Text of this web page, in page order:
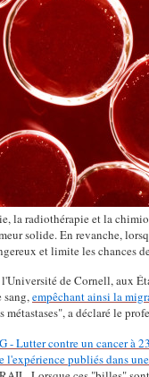
la radiothérapie et la
solide. En revanche,
et limite les chances
de Cornell, aux
sang,empêchant ainsi la
métastases", a déclaré le
- Lutter contre un cancer à
l'expérience publiés dans